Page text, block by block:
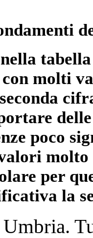
molti
poco
per
la
Umbria.